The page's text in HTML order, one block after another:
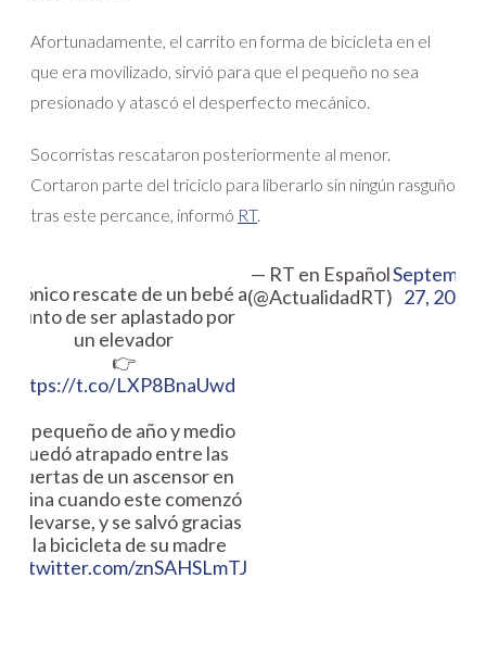
Afortunadamente, el carrito en forma de bicicleta en el
que era movilizado, sirvió para que el pequeño no sea
presionado y atascó el desperfecto mecánico.
Socorristas rescataron posteriormente al menor.
Cortaron parte del triciclo para liberarlo sin ningún rasguño
tras este percance, informó RT.
Agónico rescate de un bebé a
punto de ser aplastado por
un elevador
👉
https://t.co/LXP8BnaUwd
El pequeño de año y medio
quedó atrapado entre las
puertas de un ascensor en
China cuando este comenzó
a elevarse, y se salvó gracias
a la bicicleta de su madre
pic.twitter.com/znSAHSLmTJ
— RT en Español
(@ActualidadRT)
September
27, 2019